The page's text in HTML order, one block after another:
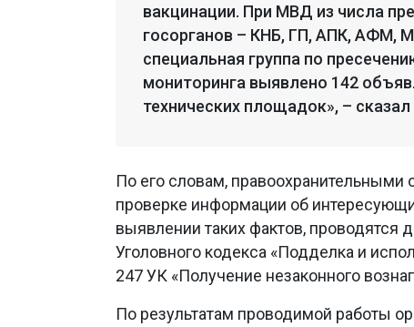
вакцинации. При МВД из числа
госорганов – КНБ, ГП, АПК, АФМ,
специальная группа по
мониторинга выявлено 142
технических площадок», –
По его словам, правоохранительными
проверке информации об
выявлении таких фактов, проводятся
Уголовного кодекса «Подделка и
247 УК «Получение незаконного
По результатам проводимой работы